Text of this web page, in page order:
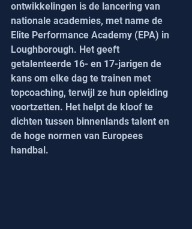
ontwikkelingen is de lancering van
nationale academies, met name de
Elite Performance Academy (EPA) in
Loughborough. Het geeft
getalenteerde 16- en 17-jarigen de
kans om elke dag te trainen met
topcoaching, terwijl ze hun opleiding
voortzetten. Het helpt de kloof te
dichten tussen binnenlands talent en
de hoge normen van Europees
handbal.